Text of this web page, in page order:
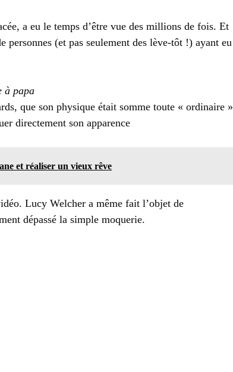
a eu le temps d’être vue des millions de fois. Et
personnes (et pas seulement des lève-tôt !) ayant eu
à papa
que son physique était somme toute « ordinaire »
directement son apparence
et réaliser un vieux rêve
Lucy Welcher a même fait l’objet de
dépassé la simple moquerie.